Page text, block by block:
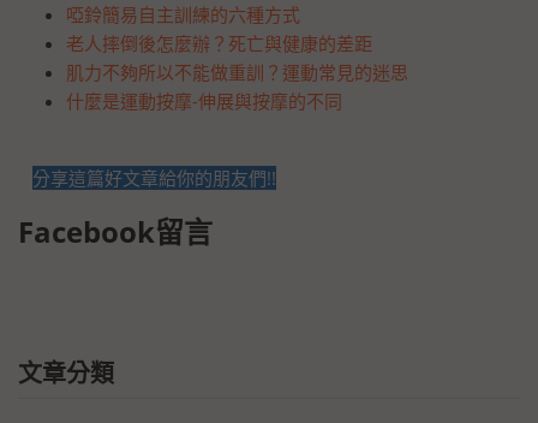
啞鈴簡易自主訓練的六種方式
老人摔倒後怎麼辦？死亡與健康的差距
肌力不夠所以不能做重訓？運動常見的迷思
什麼是運動按摩-伸展與按摩的不同
分享這篇好文章給你的朋友們!!
Facebook留言
文章分類